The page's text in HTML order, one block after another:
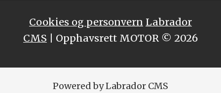
Cookies og personvern Labrador
CMS | Opphavsrett MOTOR © 2026
Powered by Labrador CMS